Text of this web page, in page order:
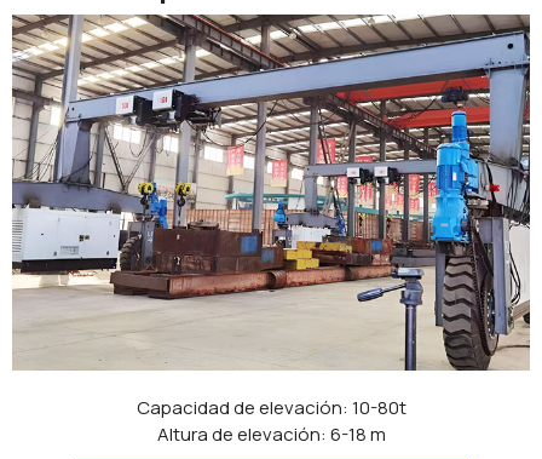
Capacidad de elevación: 10-80t
Altura de elevación: 6-18 m